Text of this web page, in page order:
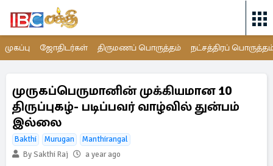
முகப்பு ஜோதிடர்கள் திருமணப் பொருத்தம் நட்சத்திரப்
முருகப்பெருமானின் முக்கியமான 10
திருப்புகழ்- படிப்பவர் வாழ்வில் துன்பம்
இல்லை
Bakthi Murugan
Manthirangal
By Sakthi Raj
a year ago